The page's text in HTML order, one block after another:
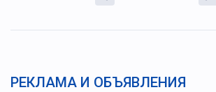
РЕКЛАМА И ОБЪЯВЛЕНИЯ